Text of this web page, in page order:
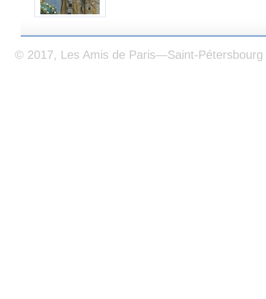
© 2017, Les Amis de Paris—Saint-Pétersbourg